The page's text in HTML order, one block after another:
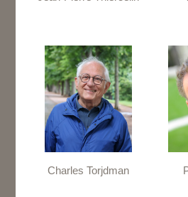
Charles Torjdman